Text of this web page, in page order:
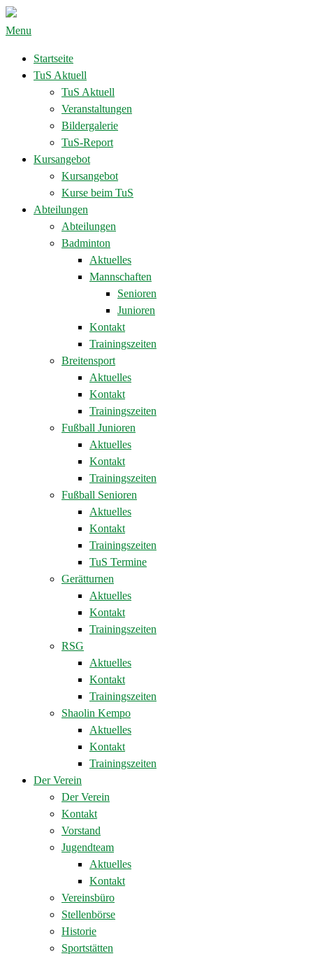
Menu
Startseite
TuS Aktuell
TuS Aktuell
Veranstaltungen
Bildergalerie
TuS-Report
Kursangebot
Kursangebot
Kurse beim TuS
Abteilungen
Abteilungen
Badminton
Aktuelles
Mannschaften
Senioren
Junioren
Kontakt
Trainingszeiten
Breitensport
Aktuelles
Kontakt
Trainingszeiten
Fußball Junioren
Aktuelles
Kontakt
Trainingszeiten
Fußball Senioren
Aktuelles
Kontakt
Trainingszeiten
TuS Termine
Gerätturnen
Aktuelles
Kontakt
Trainingszeiten
RSG
Aktuelles
Kontakt
Trainingszeiten
Shaolin Kempo
Aktuelles
Kontakt
Trainingszeiten
Der Verein
Der Verein
Kontakt
Vorstand
Jugendteam
Aktuelles
Kontakt
Vereinsbüro
Stellenbörse
Historie
Sportstätten